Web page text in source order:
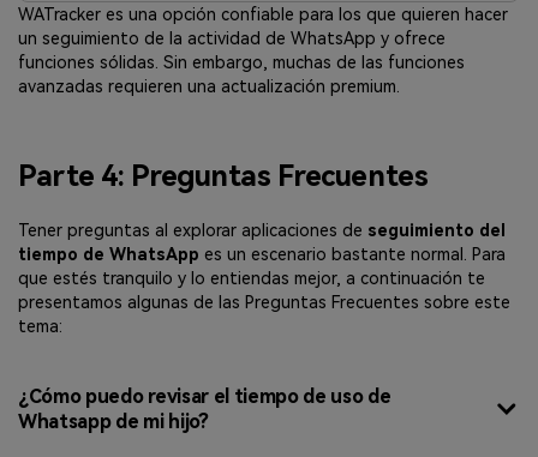
WATracker es una opción confiable para los que quieren hacer
un seguimiento de la actividad de WhatsApp y ofrece
funciones sólidas. Sin embargo, muchas de las funciones
avanzadas requieren una actualización premium.
Parte 4: Preguntas Frecuentes
Tener preguntas al explorar aplicaciones de seguimiento del
tiempo de WhatsApp es un escenario bastante normal. Para
que estés tranquilo y lo entiendas mejor, a continuación te
presentamos algunas de las Preguntas Frecuentes sobre este
tema:
¿Cómo puedo revisar el tiempo de uso de
Whatsapp de mi hijo?